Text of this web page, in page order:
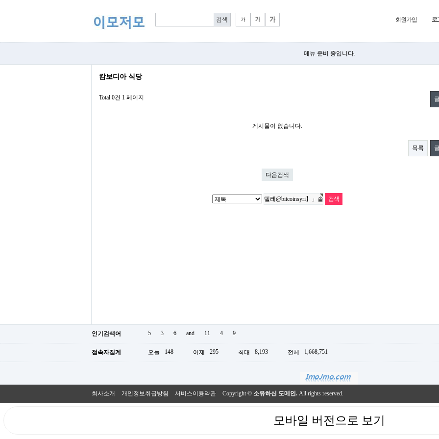
회원가입 로
메뉴 준비 중입니다.
캄보디아 식당
Total 0건 1 페이지
게시물이 없습니다.
목록
다음검색
인기검색어 5 3 6 and 11 4 9
접속자집계 오늘 148 어제 295 최대 8,193 전체 1,668,751
회사소개 개인정보취급방침 서비스이용약관 Copyright © 소유하신 도메인. All rights reserved.
모바일 버전으로 보기